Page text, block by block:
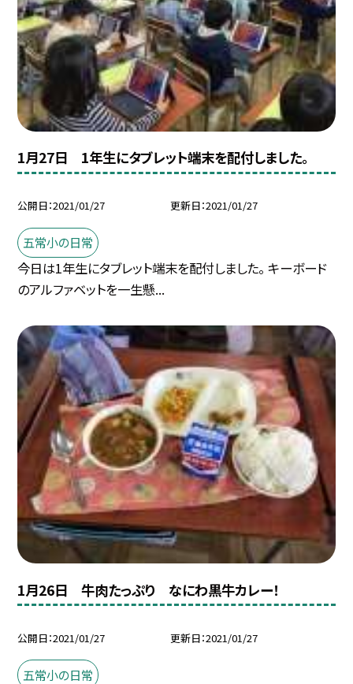
1月27日 1年生にタブレット端末を配付しました。
公開日 2021/01/27 更新日 2021/01/27
五常小の日常
今日は1年生にタブレット端末を配付しました。 キーボード
のアルファベットを一生懸...
1月26日 牛肉たっぷり なにわ黒牛カレー！
公開日 2021/01/27 更新日 2021/01/27
五常小の日常